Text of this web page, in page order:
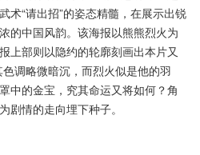
术“请出招”的姿态精髓，在展示出锐
的中国风韵。该海报以熊熊烈火为
上部则以隐约的轮廓刻画出本片又
调略微暗沉，而烈火似是他的羽
中的金宝，究其命运又将如何？角
剧情的走向埋下种子。